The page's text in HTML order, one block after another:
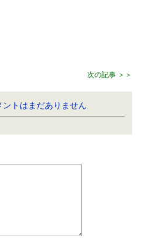
次の記事 ＞＞
トはまだありません